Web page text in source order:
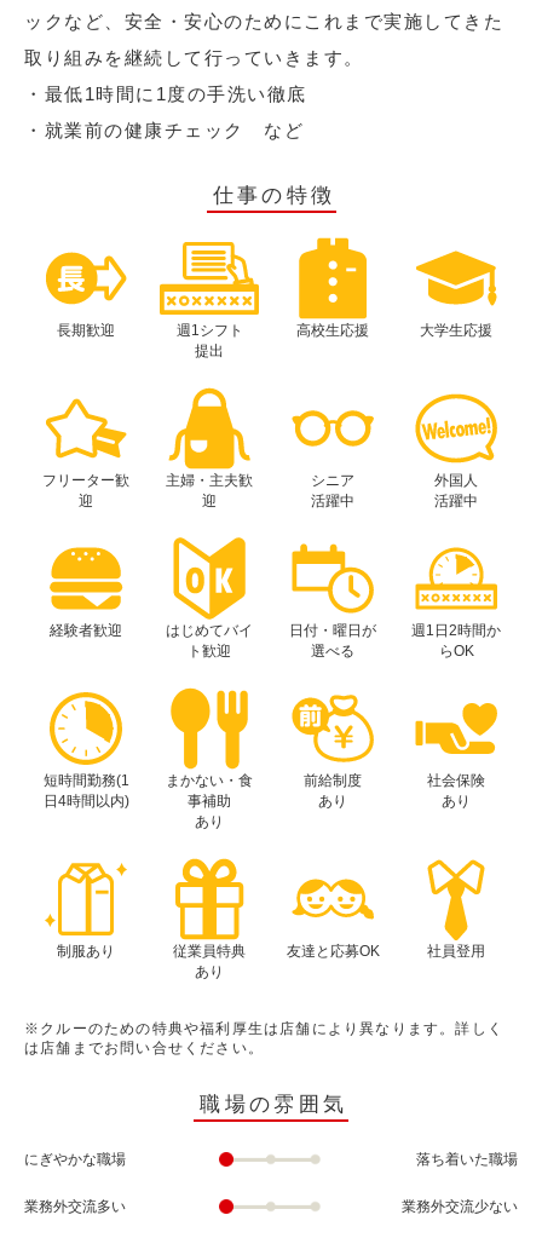
ックなど、安全・安心のためにこれまで実施してきた
取り組みを継続して行っていきます。
・最低1時間に1度の手洗い徹底
・就業前の健康チェック など
仕事の特徴
長期歓迎
週1シフト
提出
高校生応援 大学生応援
フリーター歓
迎
主婦・主夫歓
迎
シニア
活躍中
外国人
活躍中
経験者歓迎
はじめてバイ
ト歓迎
日付・曜日が
選べる
週1日2時間か
らOK
短時間勤務(1
日4時間以内)
まかない・食
事補助
あり
前給制度
あり
社会保険
あり
制服あり
従業員特典
あり
友達と応募OK 社員登用
※クルーのための特典や福利厚生は店舗により異なります。詳しく
は店舗までお問い合せください。
職場の雰囲気
にぎやかな職場 落ち着いた職場
業務外交流多い 業務外交流少ない